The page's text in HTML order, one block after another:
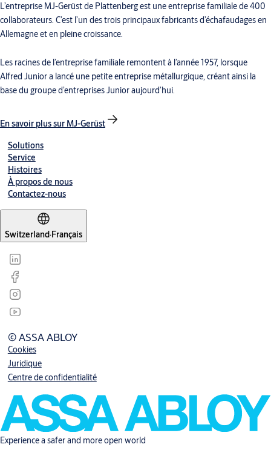
L’entreprise MJ-Gerüst de Plattenberg est une entreprise familiale de 400
collaborateurs. C’est l’un des trois principaux fabricants d’échafaudages en
Allemagne et en pleine croissance.
Les racines de l’entreprise familiale remontent à l’année 1957, lorsque
Alfred Junior a lancé une petite entreprise métallurgique, créant ainsi la
base du groupe d’entreprises Junior aujourd’hui.
En savoir plus sur MJ-Gerüst
Solutions
Service
Histoires
À propos de nous
Contactez-nous
Switzerland·Français
© ASSA ABLOY
Cookies
Juridique
Centre de confidentialité
Experience a safer and more open world